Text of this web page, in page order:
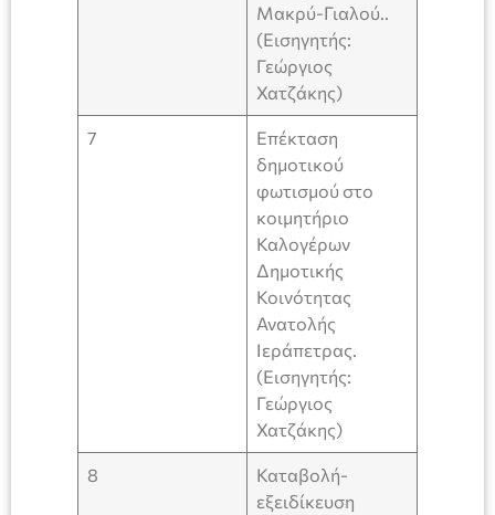
Μακρύ-Γιαλού..
(Εισηγητής:
Γεώργιος
Χατζάκης)
7
Επέκταση
δημοτικού
φωτισμού στο
κοιμητήριο
Καλογέρων
Δημοτικής
Κοινότητας
Ανατολής
Ιεράπετρας.
(Εισηγητής:
Γεώργιος
Χατζάκης)
8
Καταβολή-
εξειδίκευση